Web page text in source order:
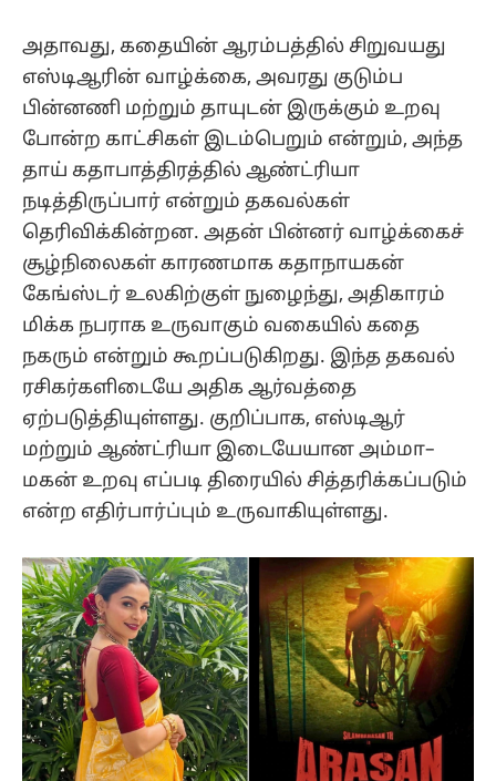
அதாவது, கதையின் ஆரம்பத்தில் சிறுவயது
எஸ்டிஆரின் வாழ்க்கை, அவரது குடும்ப
பின்னணி மற்றும் தாயுடன் இருக்கும் உறவு
போன்ற காட்சிகள் இடம்பெறும் என்றும், அந்த
தாய் கதாபாத்திரத்தில் ஆண்ட்ரியா
நடித்திருப்பார் என்றும் தகவல்கள்
தெரிவிக்கின்றன. அதன் பின்னர் வாழ்க்கைச்
சூழ்நிலைகள் காரணமாக கதாநாயகன்
கேங்ஸ்டர் உலகிற்குள் நுழைந்து, அதிகாரம்
மிக்க நபராக உருவாகும் வகையில் கதை
நகரும் என்றும் கூறப்படுகிறது. இந்த தகவல்
ரசிகர்களிடையே அதிக ஆர்வத்தை
ஏற்படுத்தியுள்ளது. குறிப்பாக, எஸ்டிஆர்
மற்றும் ஆண்ட்ரியா இடையேயான அம்மா–
மகன் உறவு எப்படி திரையில் சித்தரிக்கப்படும்
என்ற எதிர்பார்ப்பும் உருவாகியுள்ளது.